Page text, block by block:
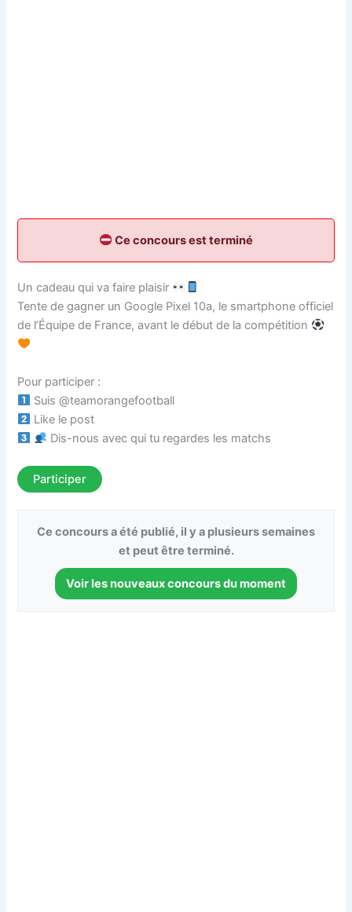
Ce concours est terminé
Un cadeau qui va faire plaisir
Tente de gagner un Google Pixel 10a, le smartphone officiel
de l’Équipe de France, avant le début de la compétition
Pour participer :
Suis @teamorangefootball
Like le post
Dis-nous avec qui tu regardes les matchs
Participer
Ce concours a été publié, il y a plusieurs semaines
et peut être terminé.
Voir les nouveaux concours du moment